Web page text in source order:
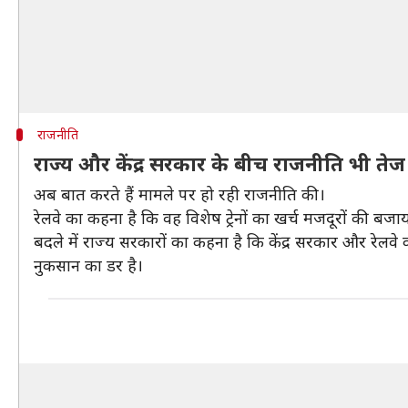
राजनीति
राज्य और केंद्र सरकार के बीच राजनीति भी तेज
अब बात करते हैं मामले पर हो रही राजनीति की।
रेलवे का कहना है कि वह विशेष ट्रेनों का खर्च मजदूरों की
बदले में राज्य सरकारों का कहना है कि केंद्र सरकार और रेलवे
नुकसान का डर है।